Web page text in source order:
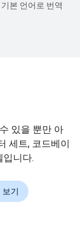
본 언어로 번역
있을 뿐만 아
세트, 코드베이
입니다.
기